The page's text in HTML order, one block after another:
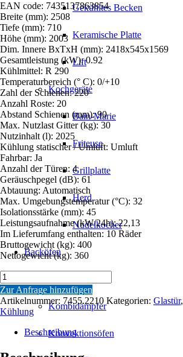
Gekühltes Becken
Keramische Platte
Lift
Kochgeräte
Bain-Marie
Friteuse
Grillplatte
Herd
Nudelkocher
Backöfen
Kombidämpfer
Konvektionsöfen
EAN code: 7435137863854
Breite (mm): 2508
Tiefe (mm): 710
Höhe (mm): 2003
Dim. Innere BxTxH (mm): 2418x545x1569
Gesamtleistung (kW): 0.92
Kühlmittel: R 290
Temperaturbereich (° C): 0/+10
Zahl der Schienen: 220
Anzahl Roste: 20
Abstand Schienen (mm): 90
Max. Nutzlast Gitter (kg): 30
Nutzinhalt (l): 2025
Kühlung statischer / Umluft: Umluft
Fahrbar: Ja
Anzahl der Türen: 4
Geräuschpegel (dB): 61
Abtauung: Automatisch
Max. Umgebungstemperatur (°C): 32
Isolationsstärke (mm): 45
Leistungsaufnahme (kW/24h): 22,13
Im Lieferumfang enthalten: 10 Räder
Bruttogewicht (kg): 400
Nettogewicht (kg): 360
KÜHLSCHRANK
4
GLASTÜREN
JDE-
2025R
Menge
Zur Anfrage hinzufügen
Artikelnummer: 7455.2210 Kategorien: Glastür,
Kühlung
Beschreibung